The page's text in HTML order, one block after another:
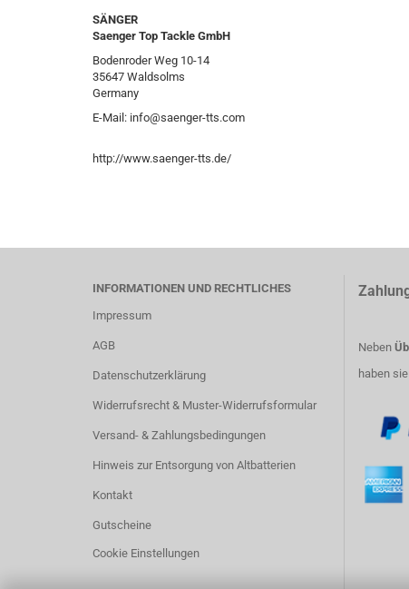
SÄNGER
Saenger Top Tackle GmbH
Bodenroder Weg 10-14
35647 Waldsolms
Germany
E-Mail: info@saenger-tts.com
http://www.saenger-tts.de/
INFORMATIONEN UND RECHTLICHES
Impressum
AGB
Datenschutzerklärung
Widerrufsrecht & Muster-Widerrufsformular
Versand- & Zahlungsbedingungen
Hinweis zur Entsorgung von Altbatterien
Kontakt
Gutscheine
Cookie Einstellungen
Neben
haben